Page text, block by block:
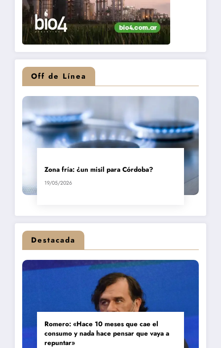
Off de Línea
Zona fría: ¿un misil para Córdoba?
19/05/2026
Destacada
Romero: «Hace 10 meses que cae el
consumo y nada hace pensar que vaya a
repuntar»